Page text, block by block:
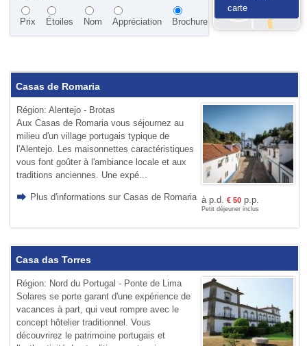
Prix Étoiles Nom Appréciation Brochure
carte
Casas de Romaria
Région: Alentejo - Brotas
Aux Casas de Romaria vous séjournez au
milieu d'un village portugais typique de
l'Alentejo. Les maisonnettes caractéristiques
vous font goûter à l'ambiance locale et aux
traditions anciennes. Une expé...
Plus d'informations sur Casas de Romaria à p.d. € 50p.p.
Petit déjeuner inclus
Casa das Torres
Région: Nord du Portugal - Ponte de Lima
Solares se porte garant d'une expérience de
vacances à part, qui veut rompre avec le
concept hôtelier traditionnel. Vous
découvrirez le patrimoine portugais et